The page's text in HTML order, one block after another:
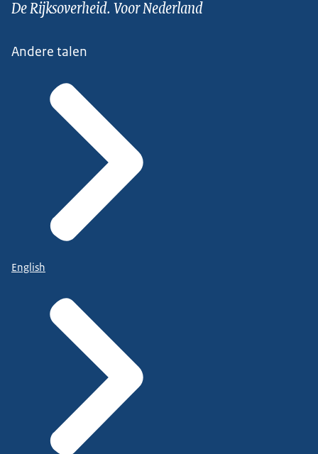
De Rijksoverheid. Voor Nederland
Andere talen
English